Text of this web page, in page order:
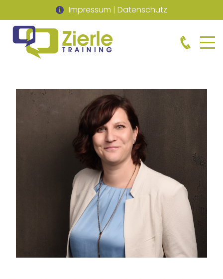
Impressum | Datenschutz